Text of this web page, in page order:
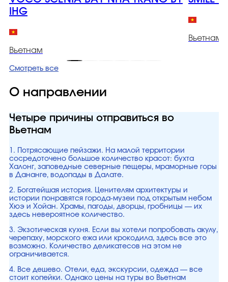
IHG
Вьетнам
Вьетнам
Смотреть все
О направлении
Четыре причины отправиться во
Вьетнам
1. Потрясающие пейзажи. На малой территории
сосредоточено большое количество красот: бухта
Халонг, заповедные северные пещеры, мраморные горы
в Дананге, водопады в Далате.
2. Богатейшая история. Ценителям архитектуры и
истории понравятся города-музеи под открытым небом
Хюэ и Хойан. Храмы, пагоды, дворцы, гробницы — их
здесь невероятное количество.
3. Экзотическая кухня. Если вы хотели попробовать акулу,
черепаху, морского ежа или крокодила, здесь все это
возможно. Количество деликатесов на этом не
ограничивается.
4. Все дешево. Отели, еда, экскурсии, одежда — все
стоит копейки. Однако цены на туры во Вьетнам